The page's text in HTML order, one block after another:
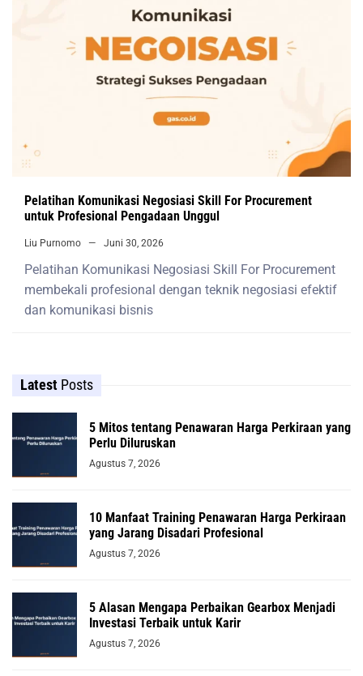
Pelatihan Komunikasi Negosiasi Skill For Procurement
untuk Profesional Pengadaan Unggul
Liu Purnomo Juni 30, 2026
Pelatihan Komunikasi Negosiasi Skill For Procurement
membekali profesional dengan teknik negosiasi efektif
dan komunikasi bisnis
Latest Posts
5 Mitos tentang Penawaran Harga Perkiraan yang
Perlu Diluruskan
Agustus 7, 2026
10 Manfaat Training Penawaran Harga Perkiraan
yang Jarang Disadari Profesional
Agustus 7, 2026
5 Alasan Mengapa Perbaikan Gearbox Menjadi
Investasi Terbaik untuk Karir
Agustus 7, 2026